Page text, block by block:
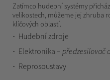
Zatímco hudební systémy
velikostech, můžeme jej zhruba
klíčových oblastí.
Hudební zdroje
Elektronika – předzesilovač
Reprosoustavy